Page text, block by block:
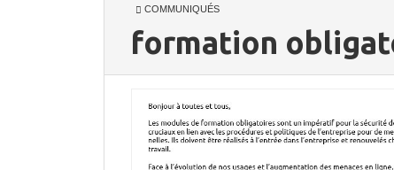
COMMUNIQUÉS
formation